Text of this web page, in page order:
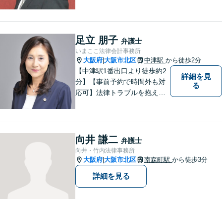
え込むことなくまずはご相談
ください。【完全個室対応】
足立 朋子 弁護士
いまここ法律会計事務所
大阪府 大阪市北区 中津駅 から徒歩2分
【中津駅1番出口より徒歩約2
分】【事前予約で時間外も対
応可】法律トラブルを抱える
業務、税務処理等も対応して
おります。 お気軽にご相談く
ださい。
詳細を見
る
向井 謙二 弁護士
向井・竹内法律事務所
大阪府 大阪市北区 南森町駅 から徒歩3分
詳細を見る